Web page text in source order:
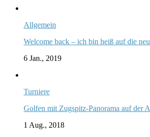
Allgemein
Welcome back – ich bin heiß auf die
6 Jan., 2019
Turniere
Golfen mit Zugspitz-Panorama auf der
1 Aug., 2018